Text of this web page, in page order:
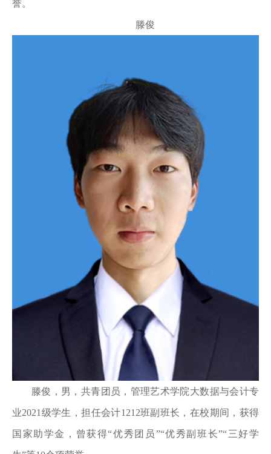
誉。
滕俊
滕俊，男，共青团员，管理艺术学院大数据与会计专
业2021级学生，担任会计1212班副班长，在校期间，获得
国家助学金，曾获得“优秀团员”“优秀副班长”“三好学